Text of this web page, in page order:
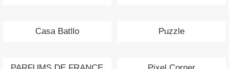
Casa Batllo Puzzle